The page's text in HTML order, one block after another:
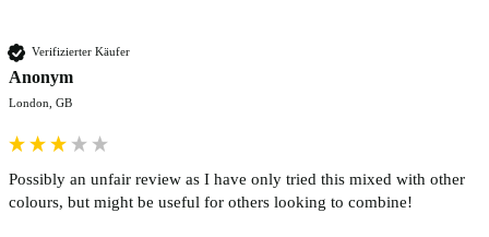
Verifizierter Käufer
Anonym
London, GB
Possibly an unfair review as I have only tried this mixed with other
colours, but might be useful for others looking to combine!